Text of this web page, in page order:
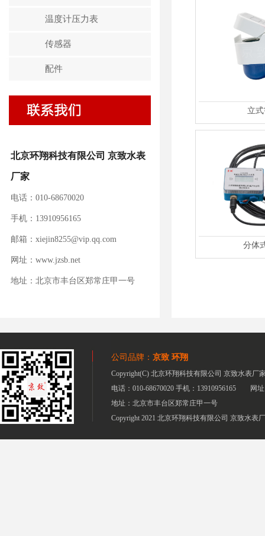
温度计压力表
传感器
配件
北京环翔科技有限公司 京致水表
厂家
电话：010-68670020
手机：13910956165
邮箱：xiejin8255@vip.qq.com
网址：www.jzsb.net
地址：北京市丰台区郑常庄甲一号
立
分体
公司品牌： 京致 环翔
Copyright(C) 北京环翔科技有限公司 京致水
电话：010-68670020 手机：13910956165 网
地址：北京市丰台区郑常庄甲一号
Copyright 2021 北京环翔科技有限公司 京致水